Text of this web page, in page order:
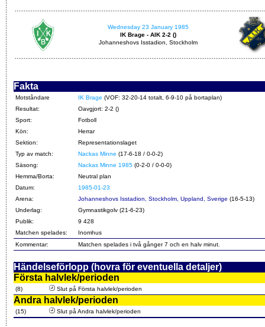
Wednesday 23 January 1985
IK Brage - AIK 2-2 ()
Johanneshovs Isstadion, Stockholm
Fakta
Motståndare IK Brage (VOF: 32-20-14 totalt, 6-9-10 på bortaplan)
Resultat:
Oavgjort: 2-2 ()
Sport:
Fotboll
Kön:
Herrar
Sektion:
Representationslaget
Typ av match:
Nackas Minne (17-6-18 / 0-0-2)
Säsong:
Nackas Minne 1985 (0-2-0 / 0-0-0)
Hemma/Borta:
Neutral plan
Datum:
1985-01-23
Arena:
Johanneshovs Isstadion, Stockholm, Uppland, Sverige (16-5-13)
Underlag:
Gymnastikgolv (21-6-23)
Publik:
9 428
Matchen spelades:
Inomhus
Kommentar:
Matchen spelades i två gånger 7 och en halv minut.
Händelseförlopp (hovra för eventuella detaljer)
Första halvlek/perioden
(8) Slut på Första halvlek/perioden
Andra halvlek/perioden
(15) Slut på Andra halvlek/perioden